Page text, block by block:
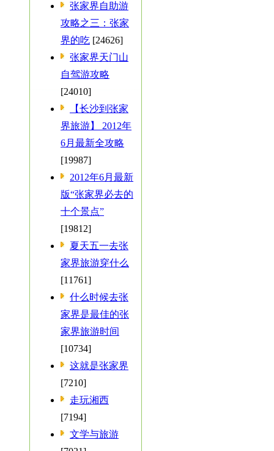
张家界自助游
攻略之三：张家
界的吃 [24626]
张家界天门山
自驾游攻略
[24010]
【长沙到张家
界旅游】 2012年
6月最新全攻略
[19987]
2012年6月最新
版“张家界必去的
十个景点”
[19812]
夏天五一去张
家界旅游穿什么
[11761]
什么时候去张
家界是最佳的张
家界旅游时间
[10734]
这就是张家界
[7210]
走玩湘西
[7194]
文学与旅游